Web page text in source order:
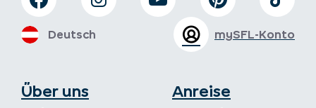
Über uns Anreise
mySFL-Konto
Deutsch